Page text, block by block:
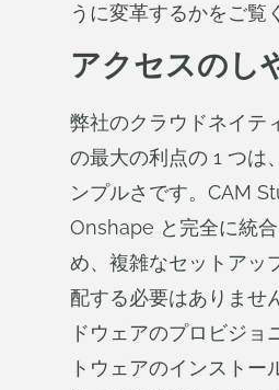
うに変革するかをご覧
アクセスのし
弊社のクラウドネイテ
の最大の利点の 1 つは
ンプルさです。CAM
Onshape と完全に統
め、複雑なセットアッ
配する必要はありませ
ドウェアのプロビジョ
トウェアのインストー